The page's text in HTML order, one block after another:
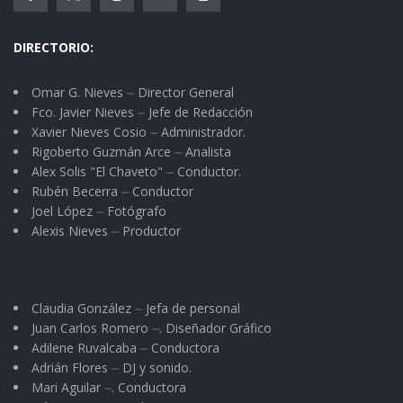
suficiente para que se encarguen de atender las
tumbas de sus familiares.
DIRECTORIO:
Omar G. Nieves ⏤ Director General
Fco. Javier Nieves ⏤ Jefe de Redacción
Xavier Nieves Cosio ⏤ Administrador.
Rigoberto Guzmán Arce ⏤ Analista
Alex Solis "El Chaveto" ⏤ Conductor.
Rubén Becerra ⏤ Conductor
Joel López ⏤ Fotógrafo
Alexis Nieves ⏤ Productor
Claudia González ⏤ Jefa de personal
Juan Carlos Romero ⏤. Diseñador Gráfico
Adilene Ruvalcaba ⏤ Conductora
Adrián Flores ⏤ DJ y sonido.
Mari Aguilar ⏤. Conductora